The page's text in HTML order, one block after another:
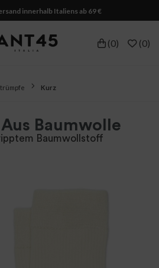
innerhalb Italiens ab 69 €
(0) (0)
Kurz
Aus Baumwolle
Baumwollstoff